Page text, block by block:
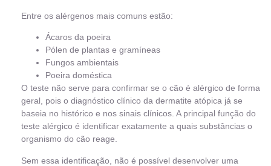
Entre os alérgenos mais comuns estão:
Ácaros da poeira
Pólen de plantas e gramíneas
Fungos ambientais
Poeira doméstica
O teste não serve para confirmar se o cão é alérgico de forma
geral, pois o diagnóstico clínico da dermatite atópica já se
baseia no histórico e nos sinais clínicos. A principal função do
teste alérgico é identificar exatamente a quais substâncias o
organismo do cão reage.
Sem essa identificação, não é possível desenvolver uma